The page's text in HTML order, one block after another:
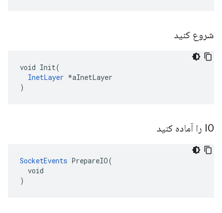
شروع کنید
void Init(
InetLayer *aInetLayer
)
IO را آماده کنید
SocketEvents PrepareIO(
  void
)